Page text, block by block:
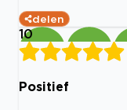
delen
10
Positief